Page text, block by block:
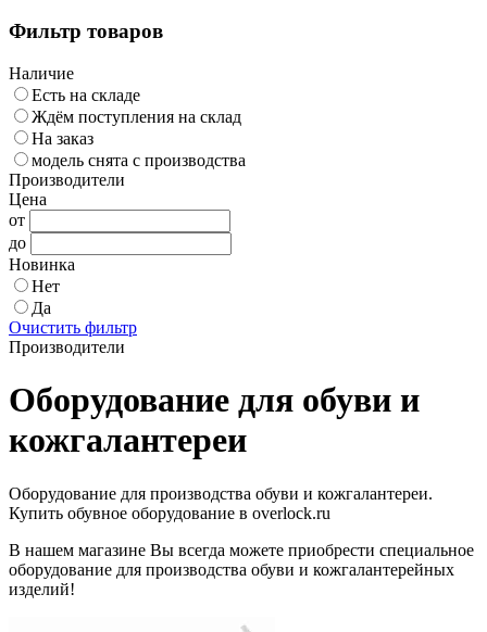
Фильтр товаров
Наличие
Есть на складе
Ждём поступления на склад
На заказ
модель снята с производства
Производители
Цена
от
до
Новинка
Нет
Да
Очистить фильтр
Производители
Оборудование для обуви и
кожгалантереи
Оборудование для производства обуви и кожгалантереи.
Купить обувное оборудование в overlock.ru
В нашем магазине Вы всегда можете приобрести специальное
оборудование для производства обуви и кожгалантерейных
изделий!